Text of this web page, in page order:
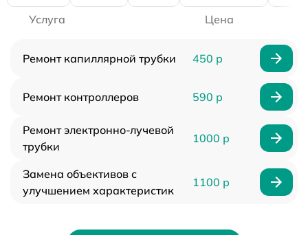
Услуга Цена
Ремонт капиллярной трубки 450 р
Ремонт контроллеров 590 р
Ремонт электронно-лучевой
трубки
1000 р
Замена объективов с
улучшением характеристик
1100 р